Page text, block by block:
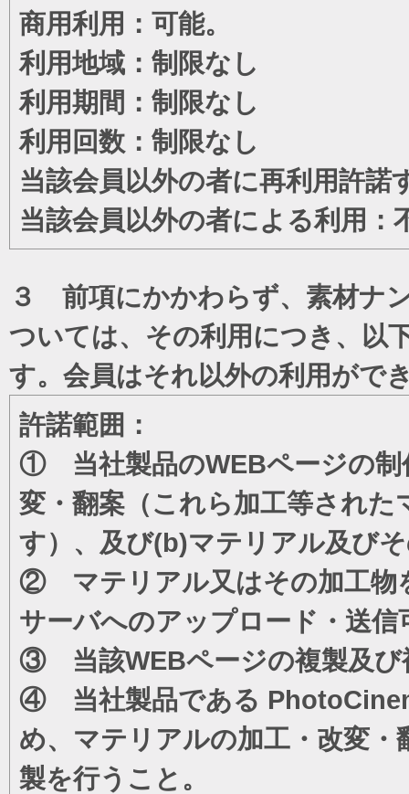
商用利用：可能。
利用地域：制限なし
利用期間：制限なし
利用回数：制限なし
当該会員以外の者に再利用許諾
当該会員以外の者による利用：
３ 前項にかかわらず、素材ナ
ついては、その利用につき、以
す。会員はそれ以外の利用がで
許諾範囲：
① 当社製品のWEBページの制
変・翻案（これら加工等され
す）、及び(b)マテリアル及び
② マテリアル又はその加工物
サーバへのアップロード・送信
③ 当該WEBページの複製及び
④ 当社製品である
め、マテリアルの加工・改変
製を行うこと。